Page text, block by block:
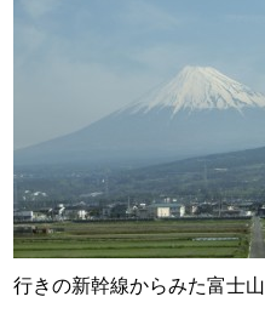
行きの新幹線からみた富士山